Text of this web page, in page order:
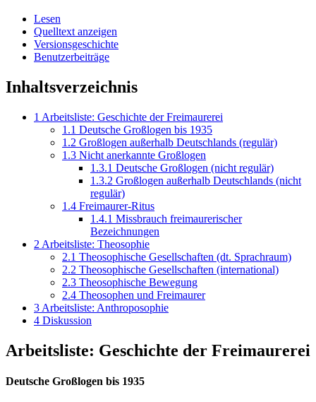
Lesen
Quelltext anzeigen
Versionsgeschichte
Benutzerbeiträge
Inhaltsverzeichnis
1 Arbeitsliste: Geschichte der Freimaurerei
1.1 Deutsche Großlogen bis 1935
1.2 Großlogen außerhalb Deutschlands (regulär)
1.3 Nicht anerkannte Großlogen
1.3.1 Deutsche Großlogen (nicht regulär)
1.3.2 Großlogen außerhalb Deutschlands (nicht
regulär)
1.4 Freimaurer-Ritus
1.4.1 Missbrauch freimaurerischer
Bezeichnungen
2 Arbeitsliste: Theosophie
2.1 Theosophische Gesellschaften (dt. Sprachraum)
2.2 Theosophische Gesellschaften (international)
2.3 Theosophische Bewegung
2.4 Theosophen und Freimaurer
3 Arbeitsliste: Anthroposophie
4 Diskussion
Arbeitsliste: Geschichte der Freimaurerei
Deutsche Großlogen bis 1935